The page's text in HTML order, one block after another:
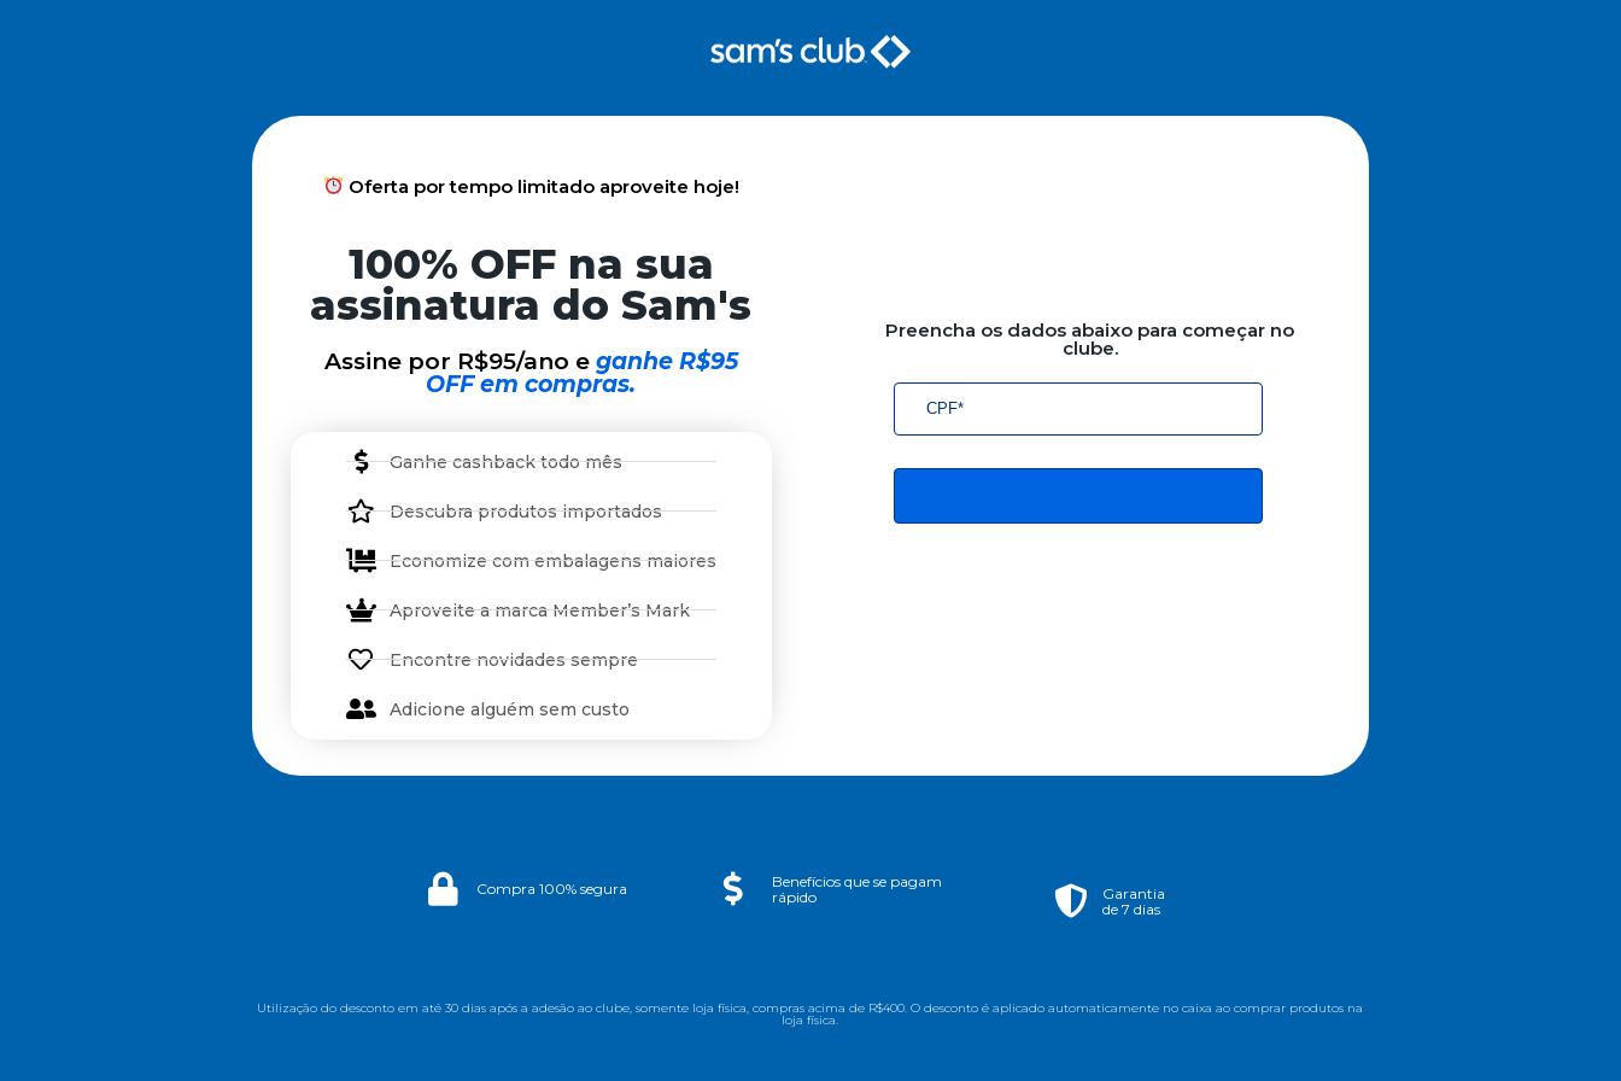
Oferta por tempo limitado aproveite hoje!
100% OFF na sua
assinatura do Sam's
Assine por R$95/ano e ganhe R$95
OFF em compras.
Ganhe cashback todo mês
Descubra produtos importados
Economize com embalagens maiores
Aproveite a marca Member’s Mark
Encontre novidades sempre
Adicione alguém sem custo
Preencha os dados abaixo para começar no
clube.
Compra 100% segura
Benefícios que se pagam
rápido
Garantia
de 7 dias
Utilização do desconto em até 30 dias após a adesão ao clube, somente loja física, compras acima de R$400. O desconto é aplicado automaticamente no caixa ao comprar produtos na
loja física.